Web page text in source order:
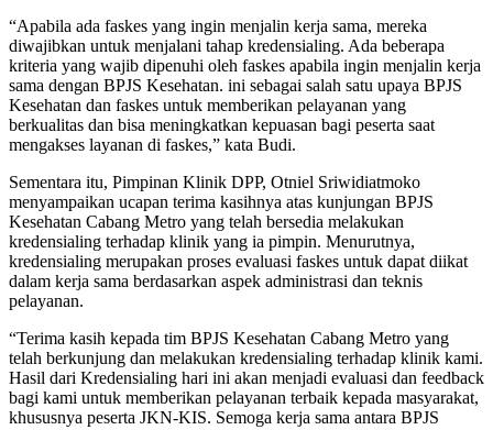
“Apabila ada faskes yang ingin menjalin kerja sama, mereka
diwajibkan untuk menjalani tahap kredensialing. Ada beberapa
kriteria yang wajib dipenuhi oleh faskes apabila ingin menjalin kerja
sama dengan BPJS Kesehatan. ini sebagai salah satu upaya BPJS
Kesehatan dan faskes untuk memberikan pelayanan yang
berkualitas dan bisa meningkatkan kepuasan bagi peserta saat
mengakses layanan di faskes,” kata Budi.
Sementara itu, Pimpinan Klinik DPP, Otniel Sriwidiatmoko
menyampaikan ucapan terima kasihnya atas kunjungan BPJS
Kesehatan Cabang Metro yang telah bersedia melakukan
kredensialing terhadap klinik yang ia pimpin. Menurutnya,
kredensialing merupakan proses evaluasi faskes untuk dapat diikat
dalam kerja sama berdasarkan aspek administrasi dan teknis
pelayanan.
“Terima kasih kepada tim BPJS Kesehatan Cabang Metro yang
telah berkunjung dan melakukan kredensialing terhadap klinik kami.
Hasil dari Kredensialing hari ini akan menjadi evaluasi dan feedback
bagi kami untuk memberikan pelayanan terbaik kepada masyarakat,
khususnya peserta JKN-KIS. Semoga kerja sama antara BPJS